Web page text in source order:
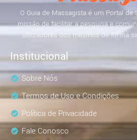
O Guia de Massagista é um Portal de
missão de facilitar a pesquisa e
utilizadores dos mesmos de forma
Institucional
Sobre Nós
Termos de Uso e Condições
Política de Privacidade
Fale Conosco